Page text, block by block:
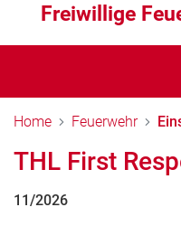
Freiwillige
Home Feuerwehr
THL First
11/2026